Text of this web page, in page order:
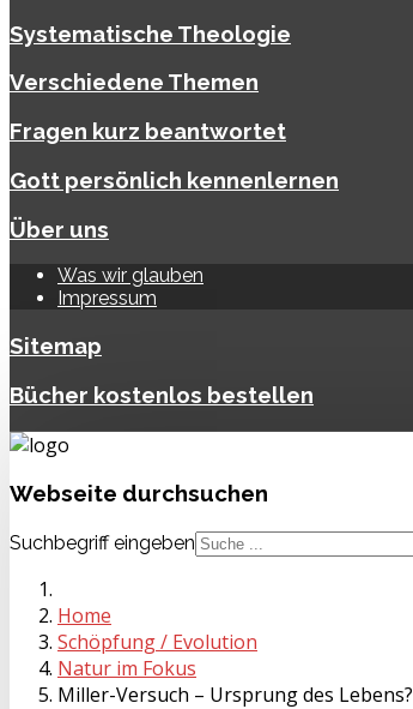
Systematische Theologie
Verschiedene Themen
Fragen kurz beantwortet
Gott persönlich kennenlernen
Über uns
Was wir glauben
Impressum
Sitemap
Bücher kostenlos bestellen
Webseite durchsuchen
Suchbegriff eingeben
Home
Schöpfung / Evolution
Natur im Fokus
Miller-Versuch – Ursprung des Lebens?